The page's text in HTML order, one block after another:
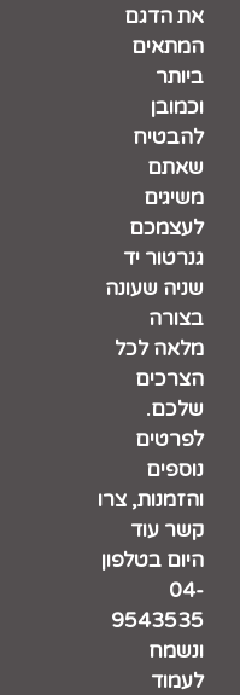
את הדגם
המתאים
ביותר
וכמובן
להבטיח
שאתם
משיגים
לעצמכם
גנרטור יד
שניה שעונה
בצורה
מלאה לכל
הצרכים
שלכם.
לפרטים
נוספים
והזמנות, צרו
קשר עוד
היום בטלפון
04-
9543535
ונשמח
לעמוד